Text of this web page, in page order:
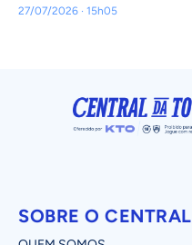
27/07/2026 · 15h05
SOBRE O CENTRAL